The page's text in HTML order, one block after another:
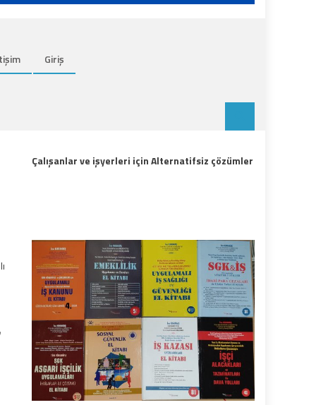
Giriş
Çalışanlar ve işyerleri için Alternatifsiz çözümler